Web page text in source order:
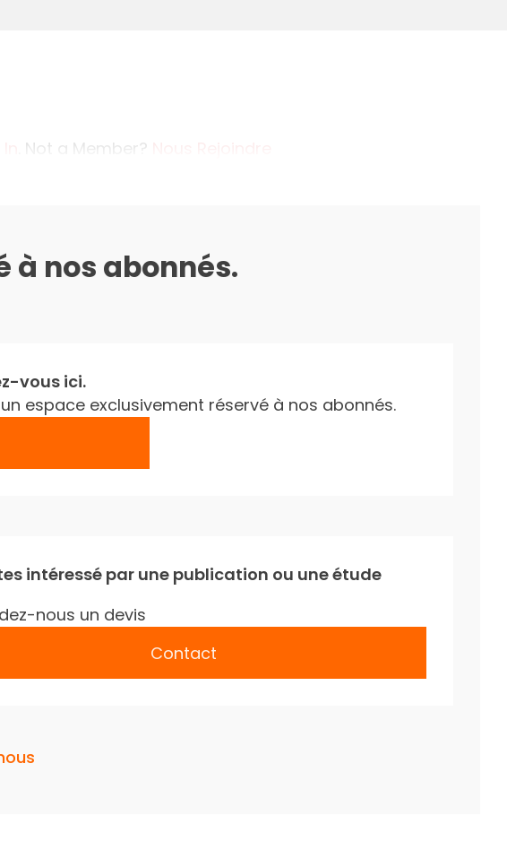
. Not a Member?
à nos abonnés.
vous ici.
espace exclusivement réservé à nos abonnés.
intéressé par une publication ou une étude
nous un devis
Contact